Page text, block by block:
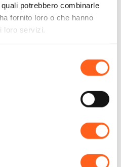
potrebbero combinarle
fornito loro o che hanno
loro servizi.
di più